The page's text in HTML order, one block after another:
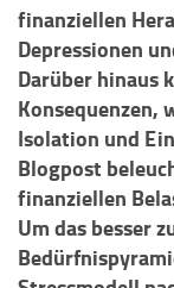
finanziellen
Depressionen
Darüber hinaus
Konsequenzen,
Isolation und
Blogpost
finanziellen
Um das besser